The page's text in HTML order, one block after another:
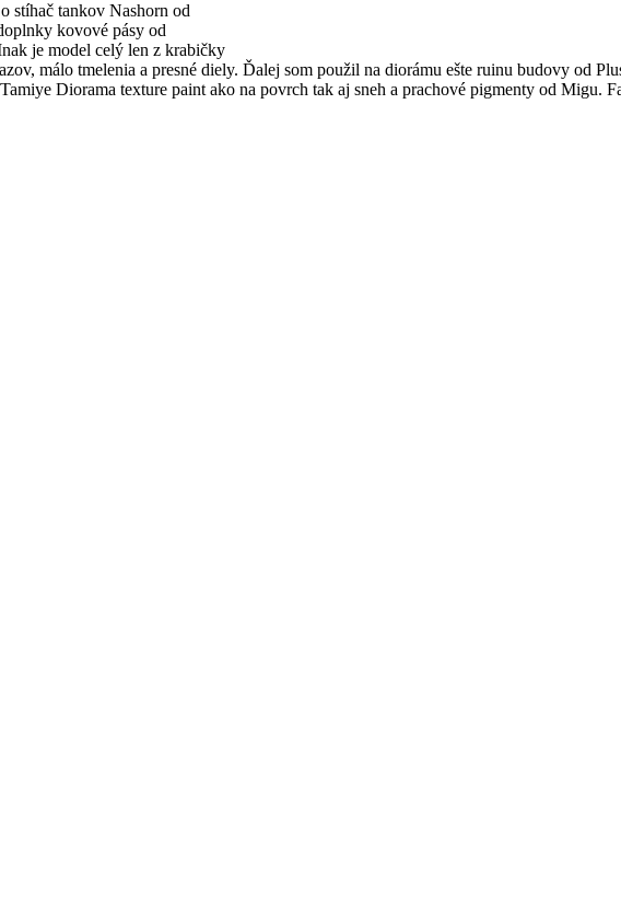
stíhač tankov Nashorn od
kovové pásy od
je model celý len z krabičky
málo tmelenia a presné diely. Ďalej som použil na diorámu ešte ruinu budovy od
Diorama texture paint ako na povrch tak aj sneh a prachové pigmenty od Migu.